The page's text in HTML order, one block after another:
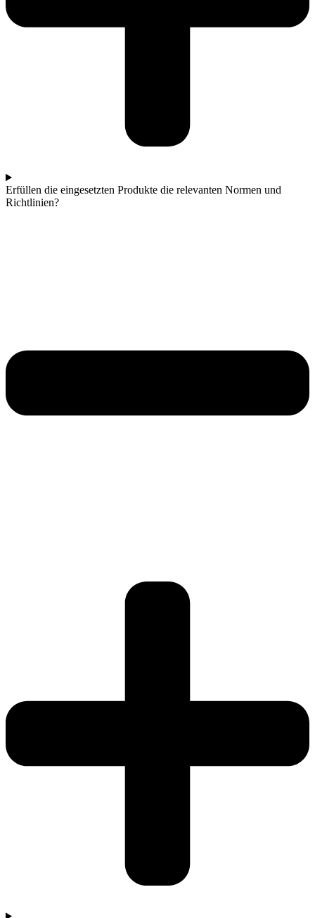
Erfüllen die eingesetzten Produkte die relevanten Normen und
Richtlinien?